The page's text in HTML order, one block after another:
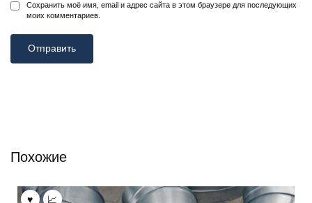
Сохранить моё имя, email и адрес сайта в этом браузере для последующих
моих комментариев.
Похожие